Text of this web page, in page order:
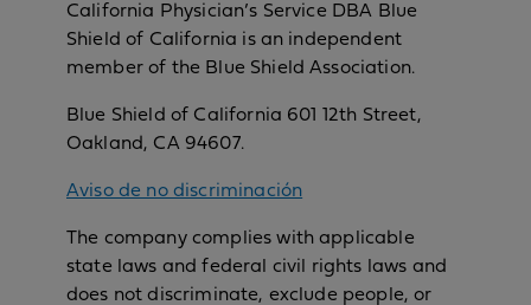
California Physician’s Service DBA Blue
Shield of California is an independent
member of the Blue Shield Association.
Blue Shield of California 601 12th Street,
Oakland, CA 94607.
Aviso de no discriminación
The company complies with applicable
state laws and federal civil rights laws and
does not discriminate, exclude people, or